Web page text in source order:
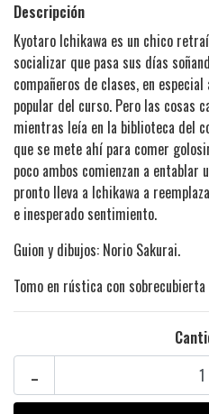
Descripción
Kyotaro Ichikawa es un chico
socializar que pasa sus días
compañeros de clases, en
popular del curso. Pero las cosas
mientras leía en la biblioteca del
que se mete ahí para comer
poco ambos comienzan a
pronto lleva a Ichikawa a
e inesperado sentimiento.
Guion y dibujos: Norio Sakurai.
Tomo en rústica con
-